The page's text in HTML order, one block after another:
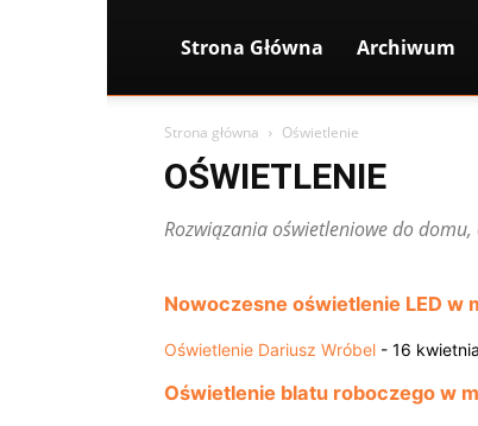
Strona Główna Archiwum
Strona główna Oświetlenie
OŚWIETLENIE
Rozwiązania oświetleniowe do
Nowoczesne oświetlenie LED w
Oświetlenie Dariusz Wróbel - 16
Oświetlenie blatu roboczego w